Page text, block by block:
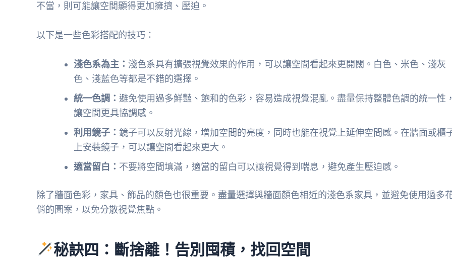
不當，則可能讓空間顯得更加擁擠、壓迫。
以下是一些色彩搭配的技巧：
淺色系為主： 淺色系具有擴張視覺效果的作用，可以讓空間看起來更開闊。白色、米色、淺灰
色、淺藍色等都是不錯的選擇。
統一色調： 避免使用過多鮮豔、飽和的色彩，容易造成視覺混亂。盡量保持整體色調的統一性
讓空間更具協調感。
利用鏡子： 鏡子可以反射光線，增加空間的亮度，同時也能在視覺上延伸空間感。在牆面或櫃
上安裝鏡子，可以讓空間看起來更大。
適當留白： 不要將空間填滿，適當的留白可以讓視覺得到喘息，避免產生壓迫感。
除了牆面色彩，家具、飾品的顏色也很重要。盡量選擇與牆面顏色相近的淺色系家具，並避免使用過多
俏的圖案，以免分散視覺焦點。
秘訣四：斷捨離！告別囤積，找回空間